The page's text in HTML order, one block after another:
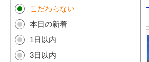
こだわらない
本日の新着
1日以内
3日以内